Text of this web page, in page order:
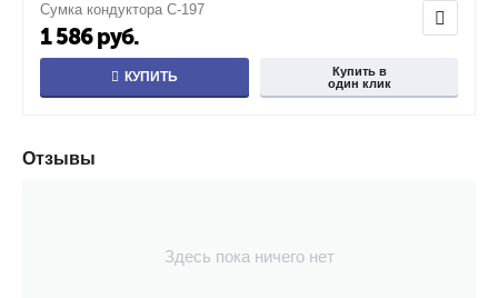
Сумка кондуктора С-197
1 586 руб.
КУПИТЬ
Купить в
один клик
Отзывы
Здесь пока ничего нет